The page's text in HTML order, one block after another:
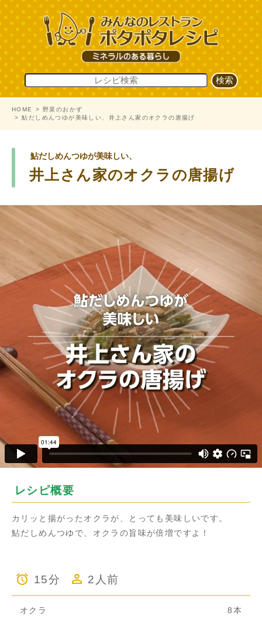
HOME
野菜のおかず
鮎だしめんつゆが美味しい、井上さん家のオクラの唐揚げ
鮎だしめんつゆが美味しい、
井上さん家のオクラの唐揚げ
レシピ概要
カリッと揚がったオクラが、とっても美味しいです。
鮎だしめんつゆで、オクラの旨味が倍増ですよ！
15分 2人前
オクラ 8本